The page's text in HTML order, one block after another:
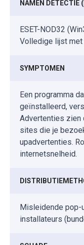
NAMEN DETECTIE
ESET-NOD32
Volledige lijst
SYMPTOMEN
Een programma
geïnstalleerd,
Advertenties zien
sites die je
upadvertenties.
internetsnelheid.
Misleidende pop-
installateurs